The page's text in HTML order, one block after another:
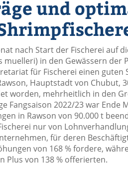
und
nach Start der Fischerei auf
muelleri) in den Gewässern der
für Fischerei einen guten
Hauptstadt von Chubut,
worden, mehrheitlich in den
Fangsaison 2022/23 war Ende
in Rawson von 90.000 t
nur von
für deren
von 168 % fordere,
Plus von 138 % offerierten.